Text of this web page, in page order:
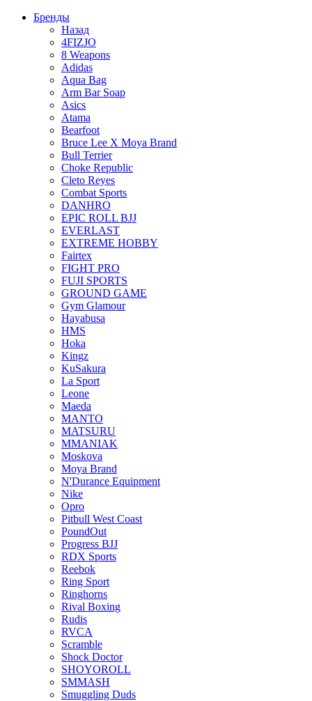
Бренды
Назад
4FIZJO
8 Weapons
Adidas
Aqua Bag
Arm Bar Soap
Asics
Atama
Bearfoot
Bruce Lee X Moya Brand
Bull Terrier
Choke Republic
Cleto Reyes
Combat Sports
DANHRO
EPIC ROLL BJJ
EVERLAST
EXTREME HOBBY
Fairtex
FIGHT PRO
FUJI SPORTS
GROUND GAME
Gym Glamour
Hayabusa
HMS
Hoka
Kingz
KuSakura
La Sport
Leone
Maeda
MANTO
MATSURU
MMANIAK
Moskova
Moya Brand
N'Durance Equipment
Nike
Opro
Pitbull West Coast
PoundOut
Progress BJJ
RDX Sports
Reebok
Ring Sport
Ringhorns
Rival Boxing
Rudis
RVCA
Scramble
Shock Doctor
SHOYOROLL
SMMASH
Smuggling Duds